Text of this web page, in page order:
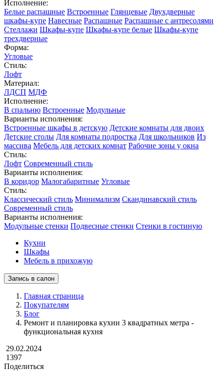
Исполнение:
Белые распашные Встроенные Глянцевые Двухдверные
шкафы-купе Навесные Распашные Распашные с антресолями
Стеллажи Шкафы-купе Шкафы-купе белые Шкафы-купе
трехдверные
Форма:
Угловые
Стиль:
Лофт
Материал:
ЛДСП МДФ
Исполнение:
В спальню Встроенные Модульные
Варианты исполнения:
Встроенные шкафы в детскую Детские комнаты для двоих
Детские столы Для комнаты подростка Для школьников Из
массива Мебель для детских комнат Рабочие зоны у окна
Стиль:
Лофт Современный стиль
Варианты исполнения:
В коридор Малогабаритные Угловые
Стиль:
Классический стиль Минимализм Скандинавский стиль
Современный стиль
Варианты исполнения:
Модульные стенки Подвесные стенки Стенки в гостиную
Кухни
Шкафы
Мебель в прихожую
Запись в салон
Главная страница
Покупателям
Блог
Ремонт и планировка кухни 3 квадратных метра -
функциональная кухня
29.02.2024
1397
Поделиться